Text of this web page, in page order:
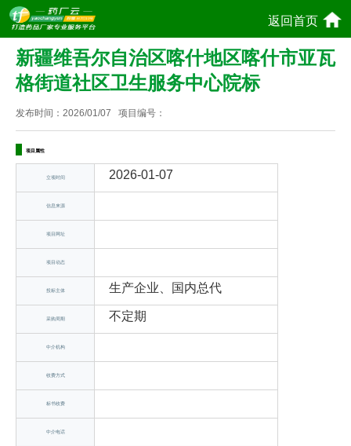
返回首页
新疆维吾尔自治区喀什地区喀什市亚瓦
格街道社区卫生服务中心院标
发布时间： 2026/01/07 项目编号：
项目属性
立项时间 2026-01-07
信息来源
项目网址
项目动态
投标主体 生产企业、国内总代
采购周期 不定期
中介机构
收费方式
标书收费
中介电话